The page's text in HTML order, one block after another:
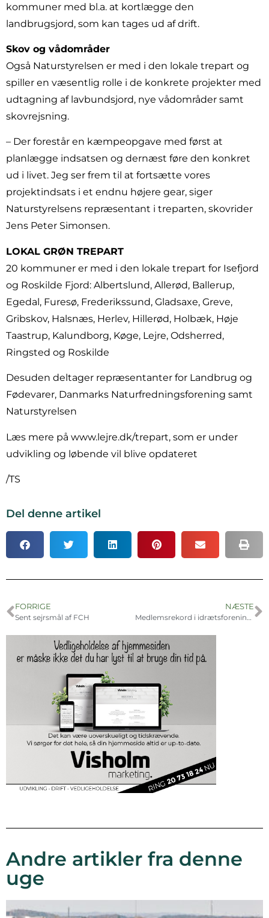
kommuner med bl.a. at kortlægge den
landbrugsjord, som kan tages ud af drift.
Skov og vådområder
Også Naturstyrelsen er med i den lokale trepart og
spiller en væsentlig rolle i de konkrete projekter med
udtagning af lavbundsjord, nye vådområder samt
skovrejsning.
– Der forestår en kæmpeopgave med først at
planlægge indsatsen og dernæst føre den konkret
ud i livet. Jeg ser frem til at fortsætte vores
projektindsats i et endnu højere gear, siger
Naturstyrelsens repræsentant i treparten, skovrider
Jens Peter Simonsen.
LOKAL GRØN TREPART
20 kommuner er med i den lokale trepart for Isefjord
og Roskilde Fjord: Albertslund, Allerød, Ballerup,
Egedal, Furesø, Frederikssund, Gladsaxe, Greve,
Gribskov, Halsnæs, Herlev, Hillerød, Holbæk, Høje
Taastrup, Kalundborg, Køge, Lejre, Odsherred,
Ringsted og Roskilde
Desuden deltager repræsentanter for Landbrug og
Fødevarer, Danmarks Naturfredningsforening samt
Naturstyrelsen
Læs mere på www.lejre.dk/trepart, som er under
udvikling og løbende vil blive opdateret
/TS
Del denne artikel
FORRIGE
Sent sejrsmål af FCH
NÆSTE
Medlemsrekord i idrætsforeninger
Andre artikler fra denne
uge